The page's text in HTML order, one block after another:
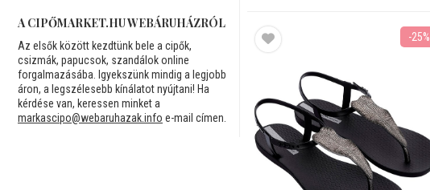
A CIPŐMARKET.HU WEBÁRUHÁZRÓL
Az elsők között kezdtünk bele a cipők,
csizmák, papucsok, szandálok online
forgalmazásába. Igyekszünk mindig a legjobb
áron, a legszélesebb kínálatot nyújtani! Ha
kérdése van, keressen minket a
markascipo@webaruhazak.info e-mail címen.
-25%